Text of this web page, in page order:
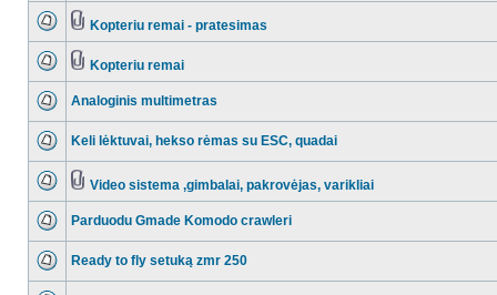
Kopteriu remai - pratesimas
Kopteriu remai
Analoginis multimetras
Keli lėktuvai, hekso rėmas su ESC, quadai
Video sistema ,gimbalai, pakrovėjas, varikliai
Parduodu Gmade Komodo crawleri
Ready to fly setuką zmr 250